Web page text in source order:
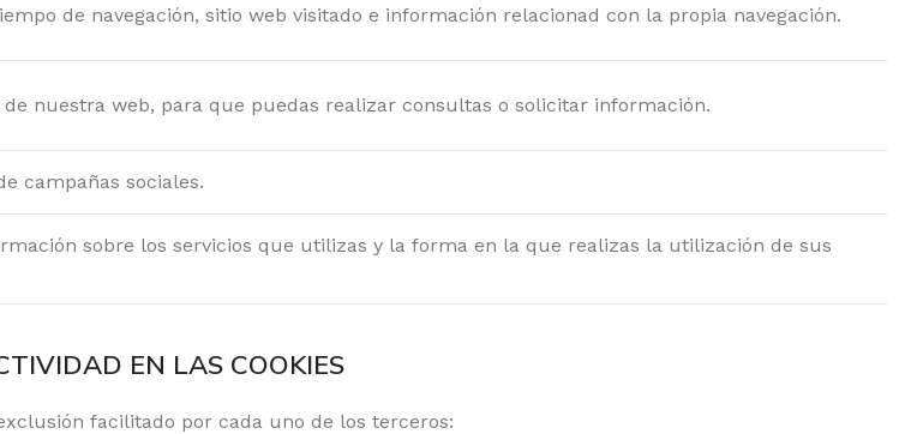
de navegación, sitio web visitado e información relacionad con la propia navegación.
de nuestra web, para que puedas realizar consultas o solicitar información.
campañas sociales.
sobre los servicios que utilizas y la forma en la que realizas la utilización de sus
EN LAS COOKIES
facilitado por cada uno de los terceros: